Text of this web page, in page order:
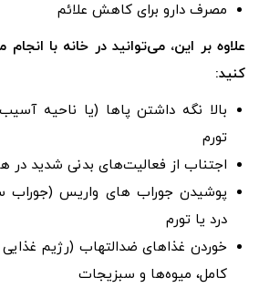
مصرف دارو برای کاهش علائم
علاوه بر این، می‌توانید در خانه با انجام
کنید:
بالا نگه داشتن پاها (یا ناحیه
تورم
اجتناب از فعالیت‌های بدنی شدید در
پوشیدن جوراب های واریس (جوراب
درد یا تورم
خوردن غذاهای ضدالتهاب (رژیم غذایی
کامل، میوه‌ها و سبزیجات